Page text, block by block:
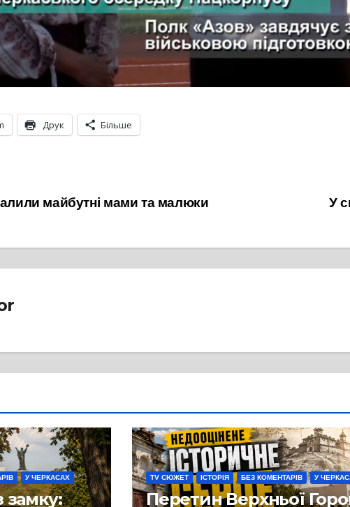
Друк Більше
У
майбутні мами та малюки
У ЧЕРКАСАХ
замку:
TV СЮЖЕТ ІСТОРІЯ БЕЗ КОМЕНТАРІВ У
Перетин Верхньої